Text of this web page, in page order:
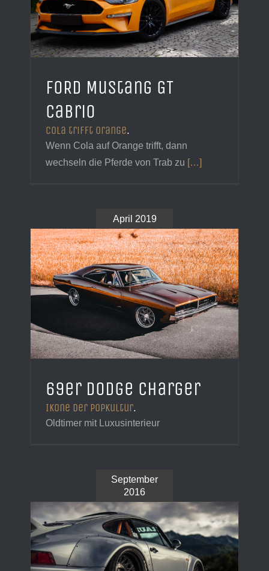
FORD Mustang GT
Cabrio
Cola trifft Orange.
Wenn Cola auf Orange trifft, dann
wechseln die Pferde von Trab zu […]
April 2019
69er Dodge Charger
Ikone der Popkultur.
Oldtimer mit Luxusinterieur
September
2016